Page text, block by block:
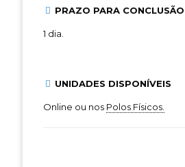
PRAZO PARA CONCLUSÃO
1 dia.
UNIDADES DISPONÍVEIS
Online ou nos Polos Físicos.